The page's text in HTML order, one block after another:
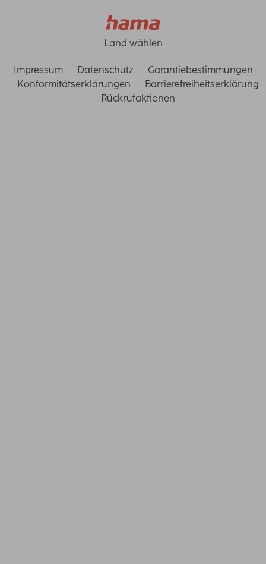
Land wählen
Impressum Datenschutz
Garantiebestimmungen
Konformitätserklärungen
Barrierefreiheitserklärung
Rückrufaktionen